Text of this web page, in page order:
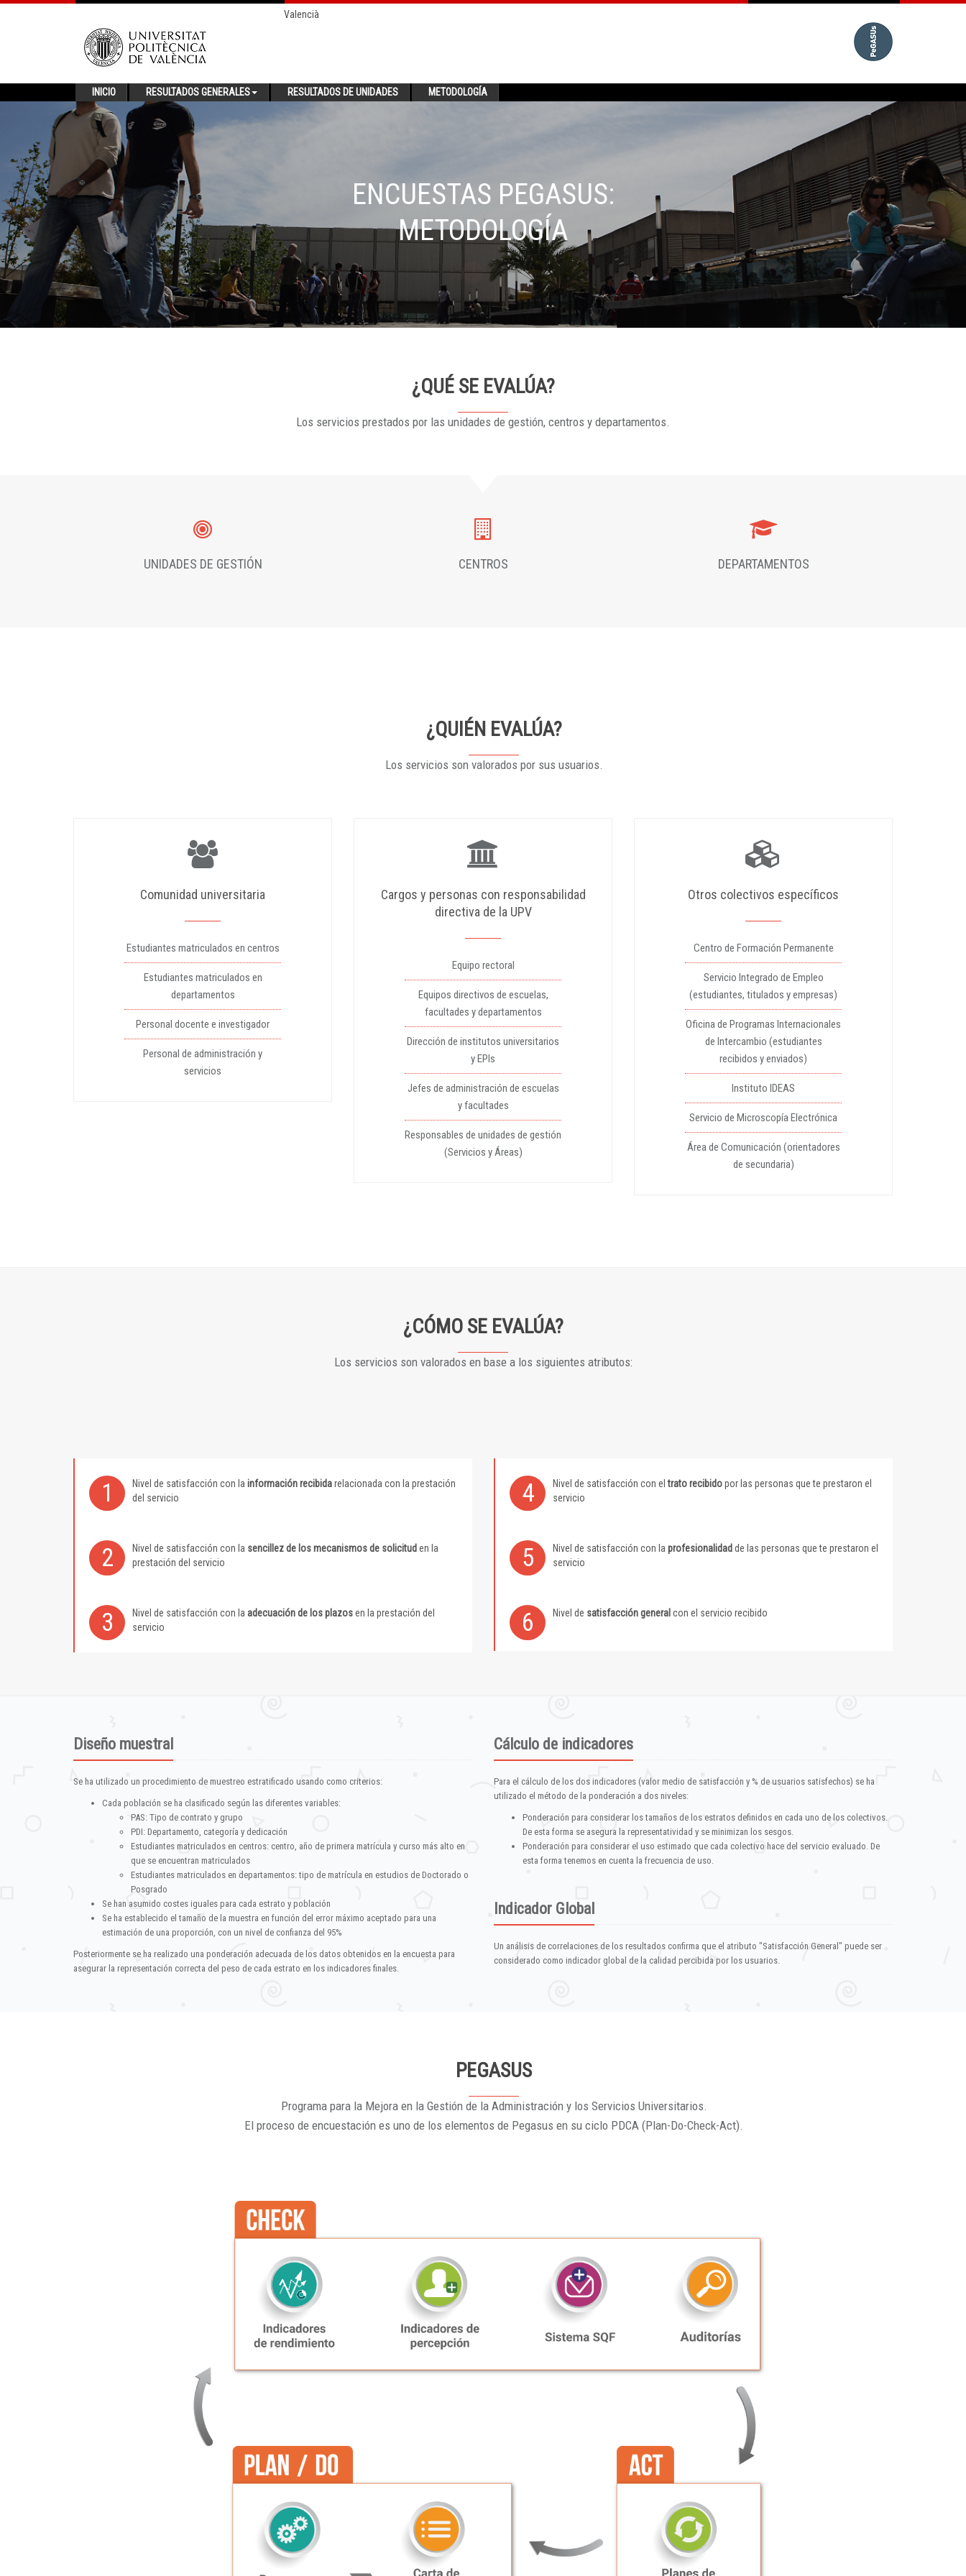
Valencià
INICIO RESULTADOS GENERALES RESULTADOS DE UNIDADES METODOLOGÍA
ENCUESTAS PEGASUS:
METODOLOGÍA
¿QUÉ SE EVALÚA?
Los servicios prestados por las unidades de gestión, centros y departamentos.
UNIDADES DE GESTIÓN CENTROS DEPARTAMENTOS
¿QUIÉN EVALÚA?
Los servicios son valorados por sus usuarios.
Comunidad universitaria
Estudiantes matriculados en centros
Estudiantes matriculados en
departamentos
Personal docente e investigador
Personal de administración y
servicios
Cargos y personas con responsabilidad
directiva de la UPV
Equipo rectoral
Equipos directivos de escuelas,
facultades y departamentos
Dirección de institutos universitarios
y EPIs
Jefes de administración de escuelas
y facultades
Responsables de unidades de gestión
(Servicios y Áreas)
Otros colectivos específicos
Centro de Formación Permanente
Servicio Integrado de Empleo
(estudiantes, titulados y empresas)
Oficina de Programas Internacionales
de Intercambio (estudiantes
recibidos y enviados)
Instituto IDEAS
Servicio de Microscopía Electrónica
Área de Comunicación (orientadores
de secundaria)
¿CÓMO SE EVALÚA?
Los servicios son valorados en base a los siguientes atributos:
1 Nivel de satisfacción con la información recibidarelacionada con la prestación
del servicio
4 Nivel de satisfacción con eltrato recibidopor las personas que te prestaron el
servicio
2 Nivel de satisfacción con la sencillez de los mecanismos de solicitud en la
prestación del servicio
5 Nivel de satisfacción con la profesionalidad de las personas que te prestaron el
servicio
3 Nivel de satisfacción con la adecuación de los plazosen la prestación del
servicio
6 Nivel de satisfacción general con el servicio recibido
Diseño muestral
Se ha utilizado un procedimiento de muestreo estratificado usando como criterios:
Cada población se ha clasificado según las diferentes variables:
PAS: Tipo de contrato y grupo
PDI: Departamento, categoría y dedicación
Estudiantes matriculados en centros: centro, año de primera matrícula y curso más alto en
que se encuentran matriculados
Estudiantes matriculados en departamentos: tipo de matrícula en estudios de Doctorado o
Posgrado
Se han asumido costes iguales para cada estrato y población
Se ha establecido el tamaño de la muestra en función del error máximo aceptado para una
estimación de una proporción, con un nivel de confianza del 95%
Posteriormente se ha realizado una ponderación adecuada de los datos obtenidos en la encuesta para
asegurar la representación correcta del peso de cada estrato en los indicadores finales.
Cálculo de indicadores
Para el cálculo de los dos indicadores (valor medio de satisfacción y % de usuarios satisfechos) se ha
utilizado el método de la ponderación a dos niveles:
Ponderación para considerar los tamaños de los estratos definidos en cada uno de los colectivos.
De esta forma se asegura la representatividad y se minimizan los sesgos.
Ponderación para considerar el uso estimado que cada colectivo hace del servicio evaluado. De
esta forma tenemos en cuenta la frecuencia de uso.
Indicador Global
Un análisis de correlaciones de los resultados confirma que el atributo "Satisfacción General" puede ser
considerado como indicador global de la calidad percibida por los usuarios.
PEGASUS
Programa para la Mejora en la Gestión de la Administración y los Servicios Universitarios.
El proceso de encuestación es uno de los elementos de Pegasus en su ciclo PDCA (Plan-Do-Check-Act).